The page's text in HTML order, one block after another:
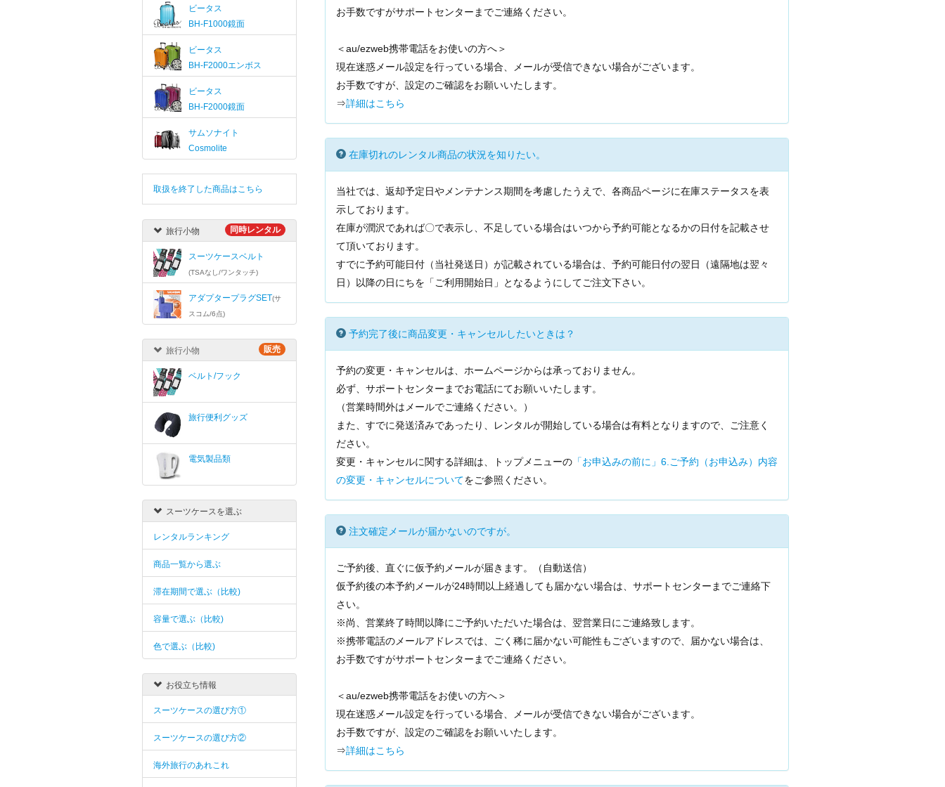
お手数ですがサポートセンターまでご連絡ください。
＜au/ezweb携帯電話をお使いの方へ＞
現在迷惑メール設定を行っている場合、メールが受信できない場合がございます。
お手数ですが、設定のご確認をお願いいたします。
⇒詳細はこちら
在庫切れのレンタル商品の状況を知りたい。
当社では、返却予定日やメンテナンス期間を考慮したうえで、各商品ページに在庫ステータスを表
示しております。
在庫が潤沢であれば〇で表示し、不足している場合はいつから予約可能となるかの日付を記載させ
て頂いております。
すでに予約可能日付（当社発送日）が記載されている場合は、予約可能日付の翌日（遠隔地は翌々
日）以降の日にちを「ご利用開始日」となるようにしてご注文下さい。
予約完了後に商品変更・キャンセルしたいときは？
予約の変更・キャンセルは、ホームページからは承っておりません。
必ず、サポートセンターまでお電話にてお願いいたします。
（営業時間外はメールでご連絡ください。）
また、すでに発送済みであったり、レンタルが開始している場合は有料となりますので、ご注意く
ださい。
変更・キャンセルに関する詳細は、トップメニューの 「お申込みの前に」6.ご予約（お申込み）内容
の変更・キャンセルについてをご参照ください。
注文確定メールが届かないのですが。
ご予約後、直ぐに仮予約メールが届きます。（自動送信）
仮予約後の本予約メールが24時間以上経過しても届かない場合は、サポートセンターまでご連絡下
さい。
※尚、営業終了時間以降にご予約いただいた場合は、翌営業日にご連絡致します。
※携帯電話のメールアドレスでは、ごく稀に届かない可能性もございますので、届かない場合は、
お手数ですがサポートセンターまでご連絡ください。
＜au/ezweb携帯電話をお使いの方へ＞
現在迷惑メール設定を行っている場合、メールが受信できない場合がございます。
お手数ですが、設定のご確認をお願いいたします。
⇒詳細はこちら
ビータス
BH-F1000鏡面
ビータス
BH-F2000エンボス
ビータス
BH-F2000鏡面
サムソナイト
Cosmolite
取扱を終了した商品はこちら
旅行小物 同時レンタル
スーツケースベルト
(TSAなし/ワンタッチ)
アダプタープラグSET(サ
スコム/6点)
旅行小物 販売
ベルト/フック
旅行便利グッズ
電気製品類
スーツケースを選ぶ
レンタルランキング
商品一覧から選ぶ
滞在期間で選ぶ（比較)
容量で選ぶ（比較)
色で選ぶ（比較)
お役立ち情報
スーツケースの選び方①
スーツケースの選び方②
海外旅行のあれこれ